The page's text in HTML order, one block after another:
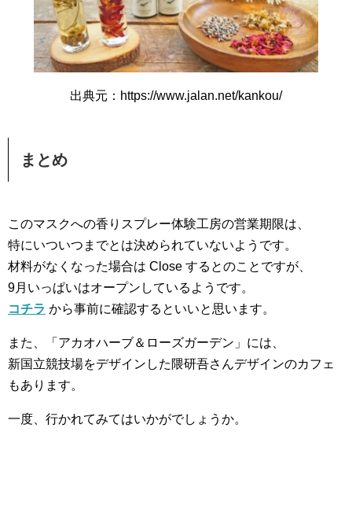
出典元：https://www.jalan.net/kankou/
まとめ
このマスクへの香りスプレー体験工房の営業期限は、
特にいついつまでとは決められていないようです。
材料がなくなった場合は Close するとのことですが、
9月いっぱいはオープンしているようです。
コチラ から事前に確認するといいと思います。
また、「アカオハーブ＆ローズガーデン」には、
新国立競技場をデザインした隈研吾さんデザインのカフェ
もあります。
一度、行かれてみてはいかがでしょうか。